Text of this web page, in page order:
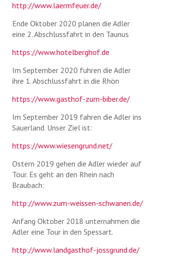
http://www.laermfeuer.de/
Ende Oktober 2020 planen die Adler
eine 2. Abschlussfahrt in den Taunus
https://www.hotelberghof.de
Im September 2020 fuhren die Adler
ihre 1. Abschlussfahrt in die Rhön
https://www.gasthof-zum-biber.de/
Im September 2019 fahren die Adler ins
Sauerland. Unser Ziel ist:
https://www.wiesengrund.net/
Ostern 2019 gehen die Adler wieder auf
Tour. Es geht an den Rhein nach
Braubach:
http://www.zum-weissen-schwanen.de/
Anfang Oktober 2018 unternahmen die
Adler eine Tour in den Spessart.
http://www.landgasthof-jossgrund.de/